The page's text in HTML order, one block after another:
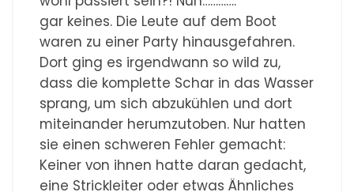
gar keines. Die Leute auf dem Boot
waren zu einer Party hinausgefahren.
Dort ging es irgendwann so wild zu,
dass die komplette Schar in das Wasser
sprang, um sich abzukühlen und dort
miteinander herumzutoben. Nur hatten
sie einen schweren Fehler gemacht:
Keiner von ihnen hatte daran gedacht,
eine Strickleiter oder etwas Ähnliches